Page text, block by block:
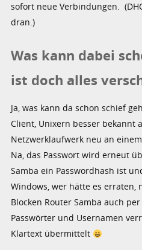
sofort neue Verbindungen.
dran.)
Was kann dabei
ist doch alles
Ja, was kann da schon schief
Client, Unixern besser bekannt
Netzwerklaufwerk neu an
Na, das Passwort wird erneut
Samba ein Passwordhash ist
Windows, wer hätte es erraten,
Blocken Router Samba auch
Passwörter und Usernamen
Klartext übermittelt